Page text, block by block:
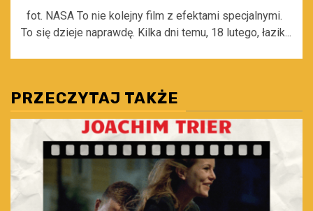
fot. NASA To nie kolejny film z efektami specjalnymi.
To się dzieje naprawdę. Kilka dni temu, 18 lutego, łazik...
PRZECZYTAJ TAKŻE